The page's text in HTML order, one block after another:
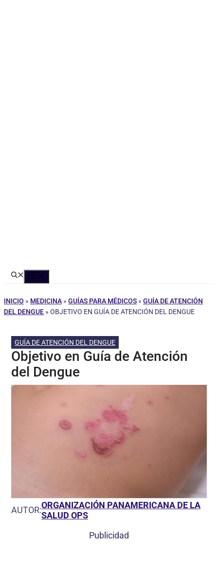
INICIO » MEDICINA » GUÍAS PARA MÉDICOS » GUÍA DE ATENCIÓN
DEL DENGUE » OBJETIVO EN GUÍA DE ATENCIÓN DEL DENGUE
GUÍA DE ATENCIÓN DEL DENGUE
Objetivo en Guía de Atención
del Dengue
AUTOR:ORGANIZACIÓN PANAMERICANA DE LA
SALUD OPS
Publicidad